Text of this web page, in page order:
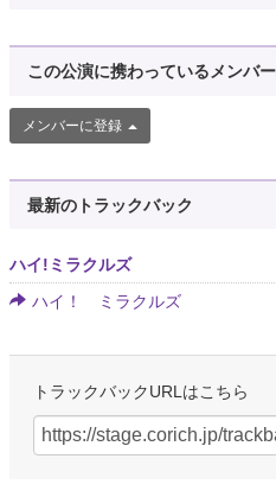
この公演に携わっているメンバー
メンバーに登録
最新のトラックバック
ハイ!ミラクルズ
ハイ！ ミラクルズ
トラックバックURLはこちら